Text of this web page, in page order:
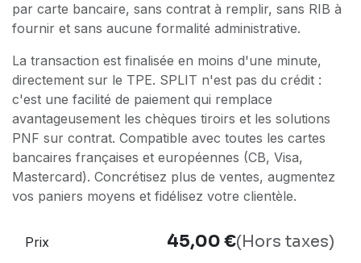
par carte bancaire, sans contrat à remplir, sans RIB à
fournir et sans aucune formalité administrative.
La transaction est finalisée en moins d'une minute,
directement sur le TPE. SPLIT n'est pas du crédit :
c'est une facilité de paiement qui remplace
avantageusement les chèques tiroirs et les solutions
PNF sur contrat. Compatible avec toutes les cartes
bancaires françaises et européennes (CB, Visa,
Mastercard). Concrétisez plus de ventes, augmentez
vos paniers moyens et fidélisez votre clientèle.
Prix 45,00€(Hors taxes)